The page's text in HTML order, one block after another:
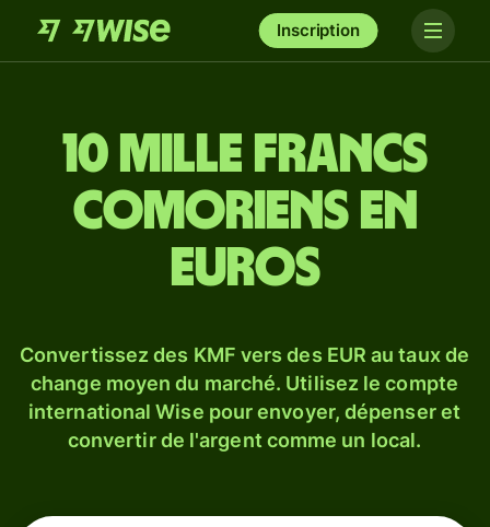
Inscription
10 mille francs
comoriens en
euros
Convertissez des KMF vers des EUR au taux de
change moyen du marché. Utilisez le compte
international Wise pour envoyer, dépenser et
convertir de l'argent comme un local.